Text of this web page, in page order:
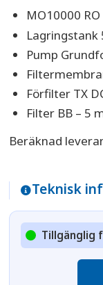
MO10000 RO
Lagringstank
Pump
Förfilter TX
Filter BB – 5
Beräknad
Teknisk
Tillgänglig
Osmosfilter